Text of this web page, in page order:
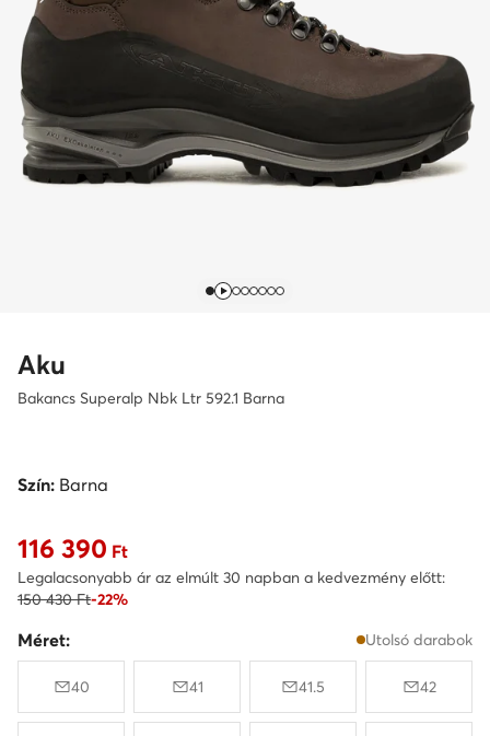
Aku
Bakancs Superalp Nbk Ltr 592.1 Barna
Szín: Barna
Aktuális ár 116 390 Ft
116 390 Ft
Legalacsonyabb ár az elmúlt 30 napban a kedvezmény előtt:
150 430 Ft-22%
Méret: Utolsó darabok
40 41 41.5 42